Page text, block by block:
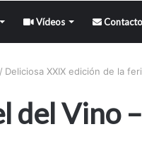
Vídeos Contacto
/ Deliciosa XXIX edición de la
del Vino